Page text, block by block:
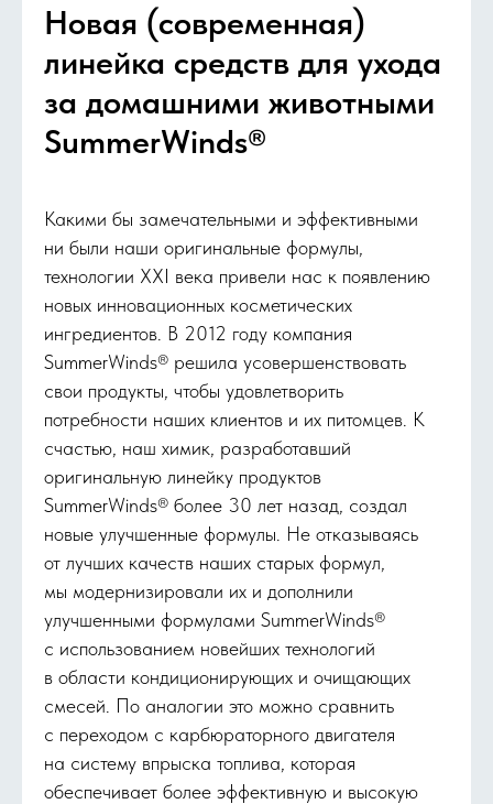
Новая (современная)
линейка средств для ухода
за домашними животными
SummerWinds®
Какими бы замечательными и эффективными
ни были наши оригинальные формулы,
технологии XXI века привели нас к появлению
новых инновационных косметических
ингредиентов. В 2012 году компания
SummerWinds® решила усовершенствовать
свои продукты, чтобы удовлетворить
потребности наших клиентов и их питомцев. К
счастью, наш химик, разработавший
оригинальную линейку продуктов
SummerWinds® более 30 лет назад, создал
новые улучшенные формулы. Не отказываясь
от лучших качеств наших старых формул,
мы модернизировали их и дополнили
улучшенными формулами SummerWinds®
с использованием новейших технологий
в области кондиционирующих и очищающих
смесей. По аналогии это можно сравнить
с переходом с карбюраторного двигателя
на систему впрыска топлива, которая
обеспечивает более эффективную и высокую